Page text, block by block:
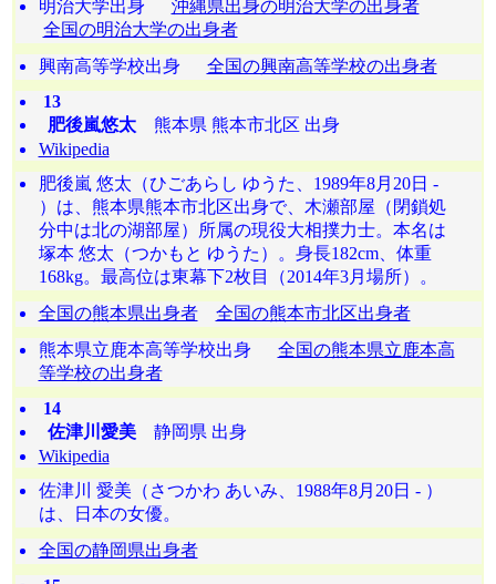
明治大学出身 沖縄県出身の明治大学の出身者
全国の明治大学の出身者
興南高等学校出身 全国の興南高等学校の出身者
13
肥後嵐悠太熊本県 熊本市北区 出身
Wikipedia
肥後嵐 悠太（ひごあらし ゆうた、1989年8月20日 -
）は、熊本県熊本市北区出身で、木瀬部屋（閉鎖処
分中は北の湖部屋）所属の現役大相撲力士。本名は
塚本 悠太（つかもと ゆうた）。身長182cm、体重
168kg。最高位は東幕下2枚目（2014年3月場所）。
全国の熊本県出身者
全国の熊本市北区出身者
熊本県立鹿本高等学校出身 全国の熊本県立鹿本高
等学校の出身者
14
佐津川愛美静岡県 出身
Wikipedia
佐津川 愛美（さつかわ あいみ、1988年8月20日 - ）
は、日本の女優。
全国の静岡県出身者